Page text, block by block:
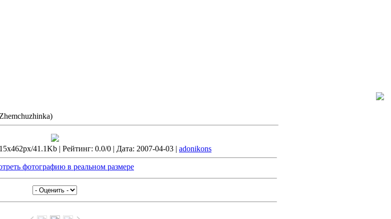
41.1Kb | Рейтинг: 0.0/0 | Дата: 2007-04-03 | adonikons
фотографию в реальном размере